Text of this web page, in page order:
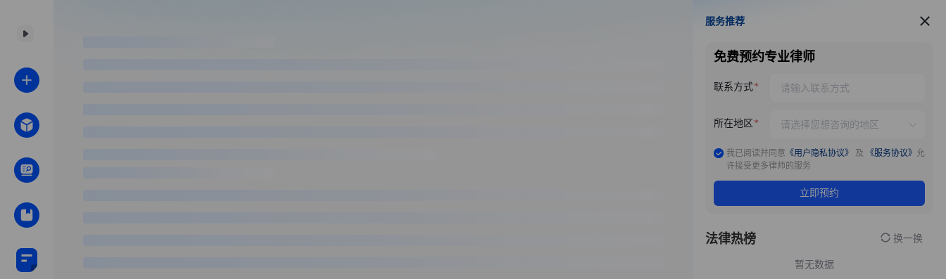
服务推荐
服务推荐
免费预约专业律师
联系方式
所在地区
我已阅读并同意 《用户隐私协议》 及 《服务协议》 允
许接受更多律师的服务
立即预约
法律热榜 换一换
暂无数据